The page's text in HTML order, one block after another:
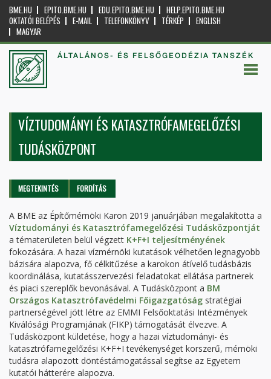
BME.HU EPITO.BME.HU EDU.EPITO.BME.HU
HELP.EPITO.BME.HU
OKTATÓI BELÉPÉS
E-MAIL TELEFONKÖNYV TÉRKÉP
ENGLISH
MAGYAR
ÁLTALÁNOS- ÉS FELSŐGEODÉZIA TANSZÉK
VÍZTUDOMÁNYI ÉS KATASZTRÓFAMEGELŐZÉSI
TUDÁSKÖZPONT
Elsődleges fülek
MEGTEKINTÉS (AKTÍVFORDÍTÁS
A BME az Építőmérnöki Karon 2019 januárjában megalakította a
Víztudományi és Katasztrófamegelőzési Tudásközpontját
a tématerületen belül végzett K+F+I teljesítményének
fokozására. A hazai vízmérnöki kutatások vélhetően legnagyobb
bázisára alapozva, fő célkitűzése a karokon átívelő tudásbázis
koordinálása, kutatásszervezési feladatokat ellátása partnerek
és piaci szereplők bevonásával. A Tudásközpont a BM
Országos Katasztrófavédelmi Főigazgatóság stratégiai
partnerségével jött létre az EMMI Felsőoktatási Intézmények
Kiválósági Programjának (FIKP) támogatását élvezve. A
Tudásközpont küldetése, hogy a hazai víztudományi- és
katasztrófamegelőzési K+F+I tevékenységet korszerű, mérnöki
tudásra alapozott döntéstámogatással segítse az Egyetem
kutatói hátterére alapozva.